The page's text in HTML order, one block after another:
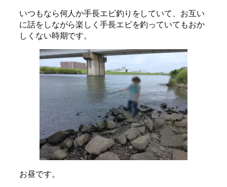
いつもなら何人か手長エビ釣りをしていて、お互い
に話をしながら楽しく手長エビを釣っていてもおか
しくない時期です。
お昼です。